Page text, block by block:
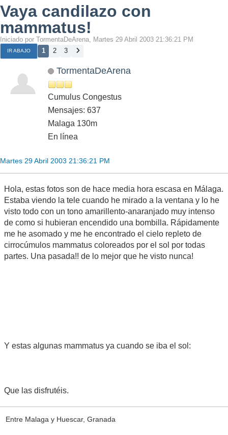
Vaya candilazo con
mammatus!
Iniciado por TormentaDeArena, Martes 29 Abril 2003 21:36:21 PM
IR ABAJO 1 2 3
TormentaDeArena
Cumulus Congestus
Mensajes: 637
Malaga 130m
En línea
Martes 29 Abril 2003 21:36:21 PM
Hola, estas fotos son de hace media hora escasa en Málaga.
Estaba viendo la tele cuando he mirado a la ventana y lo he
visto todo con un tono amarillento-anaranjado muy intenso
de como si hubieran encendido una bombilla. Rápidamente
me he asomado y me he encontrado el cielo repleto de
cirrocúmulos mammatus coloreados por el sol por todas
partes. Una pasada!! de lo mejor que he visto nunca!
Y estas algunas mammatus ya cuando se iba el sol:
Que las disfrutéis.
Entre Malaga y Huescar, Granada